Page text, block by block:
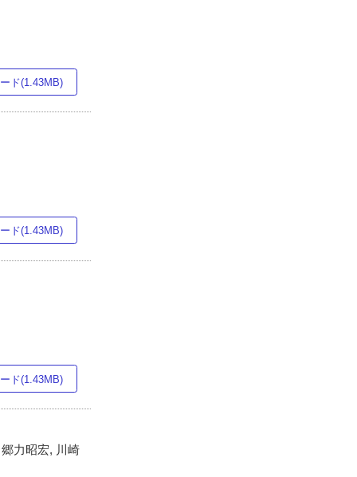
ド(1.43MB)
ド(1.43MB)
ド(1.43MB)
力昭宏, 川崎